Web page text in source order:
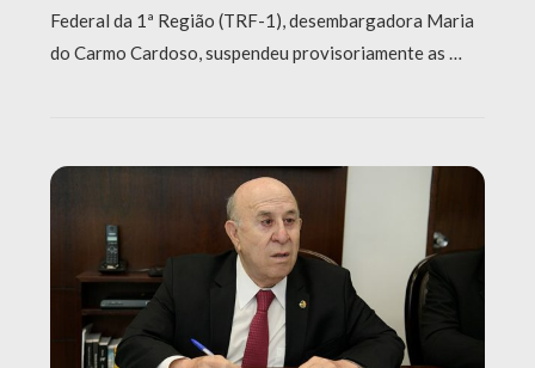
Federal da 1ª Região (TRF-1), desembargadora Maria
do Carmo Cardoso, suspendeu provisoriamente as …